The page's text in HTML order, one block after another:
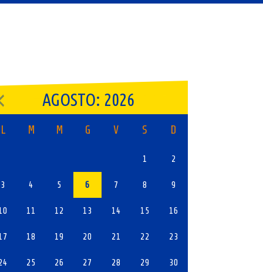
AGOSTO: 2026
L M M G V S D
1 2
3 4 5 6 7 8 9
11 12 13 14 15 16
18 19 20 21 22 23
25 26 27 28 29 30